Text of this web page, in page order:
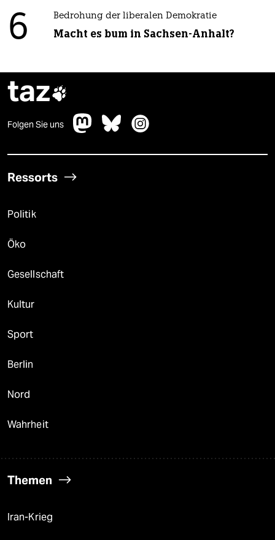
6 Bedrohung der liberalen Demokratie
Macht es bum in Sachsen-Anhalt?
taz
Folgen Sie uns
Ressorts
Politik
Öko
Gesellschaft
Kultur
Sport
Berlin
Nord
Wahrheit
Themen
Iran-Krieg